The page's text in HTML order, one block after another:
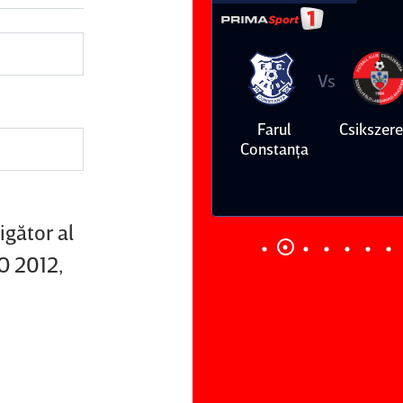
al
2012,
Farul
Vs
Dinamo
Vs
FC